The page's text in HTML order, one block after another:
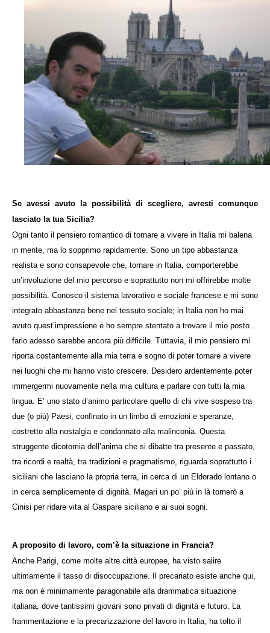
Se avessi avuto la possibilità di scegliere, avresti comunque
lasciato la tua Sicilia?
Ogni tanto il pensiero romantico di tornare a vivere in Italia mi balena
in mente, ma lo sopprimo rapidamente. Sono un tipo abbastanza
realista e sono consapevole che, tornare in Italia, comporterebbe
un’involuzione del mio percorso e soprattutto non mi offrirebbe molte
possibilità. Conosco il sistema lavorativo e sociale francese e mi sono
integrato abbastanza bene nel tessuto sociale; in Italia non ho mai
avuto quest’impressione e ho sempre stentato a trovare il mio posto…
farlo adesso sarebbe ancora più difficile. Tuttavia, il mio pensiero mi
riporta costantemente alla mia terra e sogno di poter tornare a vivere
nei luoghi che mi hanno visto crescere. Desidero ardentemente poter
immergermi nuovamente nella mia cultura e parlare con tutti la mia
lingua. E’ uno stato d’animo particolare quello di chi vive sospeso tra
due (o più) Paesi, confinato in un limbo di emozioni e speranze,
costretto alla nostalgia e condannato alla malinconia. Questa
struggente dicotomia dell’anima che si dibatte tra presente e passato,
tra ricordi e realtà, tra tradizioni e pragmatismo, riguarda soprattutto i
siciliani che lasciano la propria terra, in cerca di un Eldorado lontano o
in cerca semplicemente di dignità. Magari un po’ più in là tornerò a
Cinisi per ridare vita al Gaspare siciliano e ai suoi sogni.
A proposito di lavoro, com’è la situazione in Francia?
Anche Parigi, come molte altre città europee, ha visto salire
ultimamente il tasso di disoccupazione. Il precariato esiste anche qui,
ma non è minimamente paragonabile alla drammatica situazione
italiana, dove tantissimi giovani sono privati di dignità e futuro. La
frammentazione e la precarizzazione del lavoro in Italia, ha tolto il